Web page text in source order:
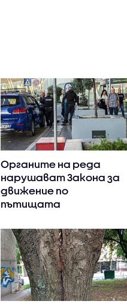
Органите на реда
нарушават Закона за
движение по
пътищата